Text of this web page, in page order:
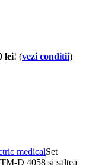
lei! (vezi conditii)
medicalSet
D 4058 si saltea